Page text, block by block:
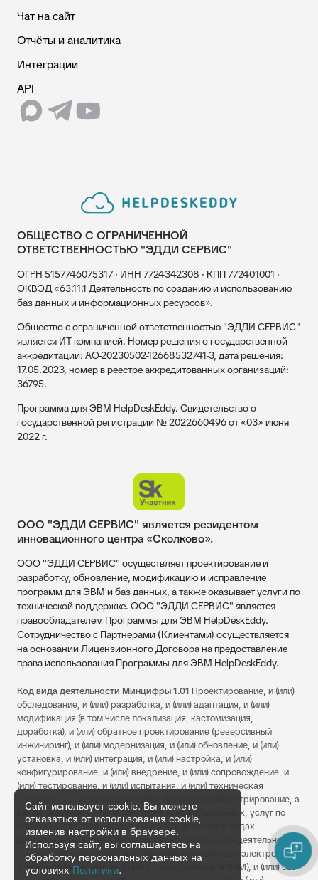
Чат на сайт
Отчёты и аналитика
Интеграции
API
ОБЩЕСТВО С ОГРАНИЧЕННОЙ
ОТВЕТСТВЕННОСТЬЮ "ЭДДИ СЕРВИС"
ОГРН 5157746075317 · ИНН 7724342308 · КПП 772401001 ·
ОКВЭД «63.11.1 Деятельность по созданию и использованию
баз данных и информационных ресурсов».
Общество с ограниченной ответственностью "ЭДДИ СЕРВИС"
является ИТ компанией. Номер решения о государственной
аккредитации: АО-20230502-12668532741-3, дата решения:
17.05.2023, номер в реестре аккредитованных организаций:
36795.
Программа для ЭВМ HelpDeskEddy. Свидетельство о
государственной регистрации № 2022660496 от «03» июня
2022 г.
ООО "ЭДДИ СЕРВИС" является резидентом
инновационного центра «Сколково».
ООО "ЭДДИ СЕРВИС" осуществляет проектирование и
разработку, обновление, модификацию и исправление
программ для ЭВМ и баз данных, а также оказывает услуги по
технической поддержке. ООО "ЭДДИ СЕРВИС" является
правообладателем Программы для ЭВМ HelpDeskEddy.
Сотрудничество с Партнерами (Клиентами) осуществляется
на основании Лицензионного Договора на предоставление
права использования Программы для ЭВМ HelpDeskEddy.
Код вида деятельности Минцифры 1.01 Проектирование, и (или)
обследование, и (или) разработка, и (или) адаптация, и (или)
модификация (в том числе локализация, кастомизация,
доработка), и (или) обратное проектирование (реверсивный
инжиниринг), и (или) модернизация, и (или) обновление, и (или)
установка, и (или) интеграция, и (или) настройка, и (или)
конфигурирование, и (или) внедрение, и (или) сопровождение, и
(или) тестирование, и (или) испытания, и (или) техническая
поддержка, и (или) эксплуатация, включая администрирование, а
также оказание услуг (в том числе консультационных, услуг по
обучению, экспертных услуг и иных) в указанных видах
деятельности (далее - проектирование и (или) иная деятельность,
а также оказание услуг), в отношении программ для электронных
вычислительных машин (далее - программы для ЭВМ), и (или) баз
Сайт использует cookie. Вы можете
отказаться от использования cookie,
изменив настройки в браузере.
Используя сайт, вы соглашаетесь на
обработку персональных данных на
условиях Политики.